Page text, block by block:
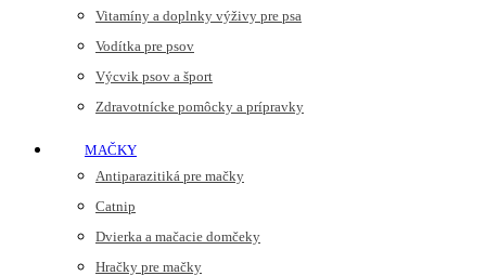
Vitamíny a doplnky výživy pre psa
Vodítka pre psov
Výcvik psov a šport
Zdravotnícke pomôcky a prípravky
MAČKY
Antiparazitiká pre mačky
Catnip
Dvierka a mačacie domčeky
Hračky pre mačky